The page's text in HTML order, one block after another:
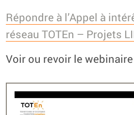
Répondre à l’Appel à
réseau TOTEn – Projets
Voir ou revoir le webinaire